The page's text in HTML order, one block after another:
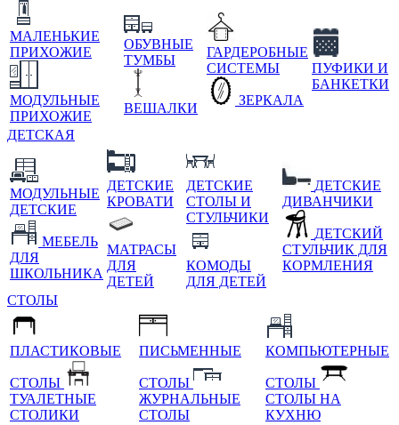
МАЛЕНЬКИЕ
ПРИХОЖИЕ
МОДУЛЬНЫЕ
ПРИХОЖИЕ
ОБУВНЫЕ
ТУМБЫ
ВЕШАЛКИ
ГАРДЕРОБНЫЕ
СИСТЕМЫ
ЗЕРКАЛА
ПУФИКИ И
БАНКЕТКИ
ДЕТСКАЯ
МОДУЛЬНЫЕ
ДЕТСКИЕ
МЕБЕЛЬ
ДЛЯ
ШКОЛЬНИКА
ДЕТСКИЕ
КРОВАТИ
МАТРАСЫ
ДЛЯ
ДЕТЕЙ
ДЕТСКИЕ
СТОЛЫ И
СТУЛЬЧИКИ
КОМОДЫ
ДЛЯ ДЕТЕЙ
ДЕТСКИЕ
ДИВАНЧИКИ
ДЕТСКИЙ
СТУЛЬЧИК ДЛЯ
КОРМЛЕНИЯ
СТОЛЫ
ПЛАСТИКОВЫЕ
СТОЛЫ
ТУАЛЕТНЫЕ
СТОЛИКИ
ПИСЬМЕННЫЕ
СТОЛЫ
ЖУРНАЛЬНЫЕ
СТОЛЫ
КОМПЬЮТЕРНЫЕ
СТОЛЫ
СТОЛЫ НА
КУХНЮ